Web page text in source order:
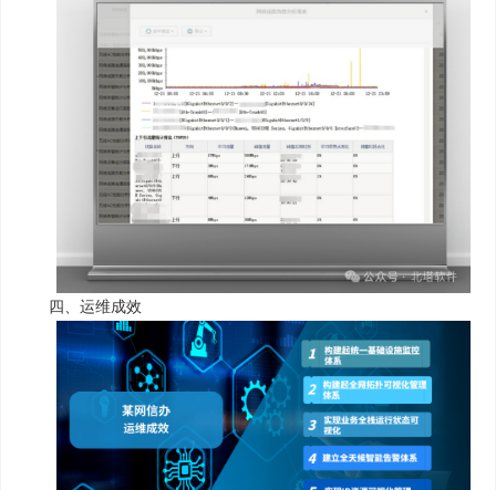
四、运维成效